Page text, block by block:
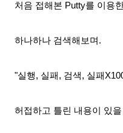
처음 접해본 Putty를 이용
하나하나 검색해보며.
"실행, 실패, 검색, 실패
허접하고 틀린 내용이 있